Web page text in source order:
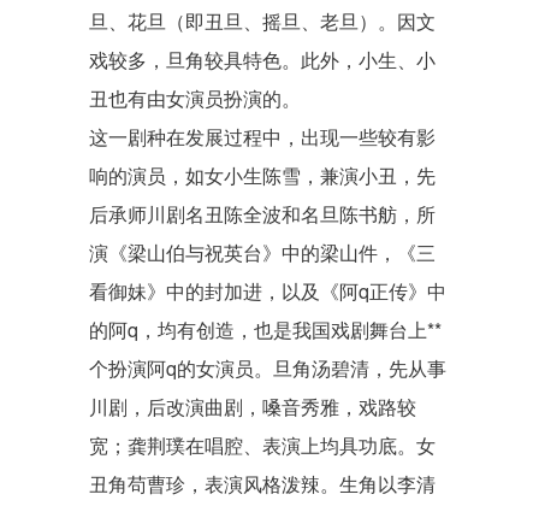
旦、花旦（即丑旦、摇旦、老旦）。因文
戏较多，旦角较具特色。此外，小生、小
丑也有由女演员扮演的。
这一剧种在发展过程中，出现一些较有影
响的演员，如女小生陈雪，兼演小丑，先
后承师川剧名丑陈全波和名旦陈书舫，所
演《梁山伯与祝英台》中的梁山件，《三
看御妹》中的封加进，以及《阿q正传》中
的阿q，均有创造，也是我国戏剧舞台上**
个扮演阿q的女演员。旦角汤碧清，先从事
川剧，后改演曲剧，嗓音秀雅，戏路较
宽；龚荆璞在唱腔、表演上均具功底。女
丑角苟曹珍，表演风格泼辣。生角以李清